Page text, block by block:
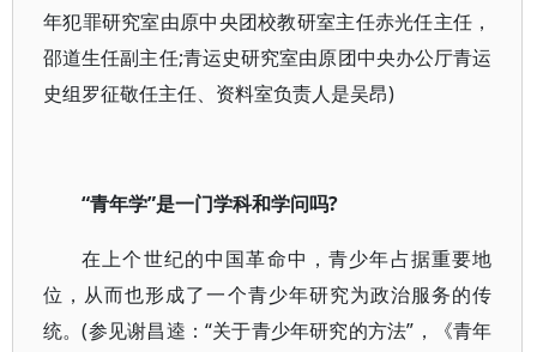
年犯罪研究室由原中央团校教研室主任赤光任主任，
邵道生任副主任;青运史研究室由原团中央办公厅青运
史组罗征敬任主任、资料室负责人是吴昂)
“青年学”是一门学科和学问吗?
在上个世纪的中国革命中，青少年占据重要地
位，从而也形成了一个青少年研究为政治服务的传
统。(参见谢昌逵：“关于青少年研究的方法”，《青年